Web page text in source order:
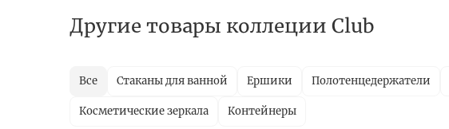
Другие товары коллеции Club
Все Стаканы для ванной Ершики Полотенцедержатели
Косметические зеркала Контейнеры